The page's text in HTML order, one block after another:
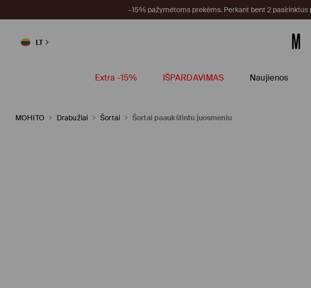
–15% pažymėtoms prekėms. Perkant bent 2
LT
Extra -15% IŠPARDAVIMAS Naujienos
MOHITO Drabužiai Šortai Šortai paaukštintu juosmeniu